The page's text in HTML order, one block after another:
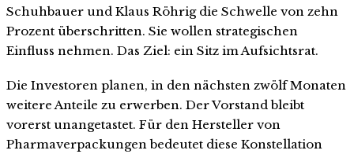
Schuhbauer und Klaus Röhrig die Schwelle von zehn
Prozent überschritten. Sie wollen strategischen
Einfluss nehmen. Das Ziel: ein Sitz im Aufsichtsrat.
Die Investoren planen, in den nächsten zwölf Monaten
weitere Anteile zu erwerben. Der Vorstand bleibt
vorerst unangetastet. Für den Hersteller von
Pharmaverpackungen bedeutet diese Konstellation